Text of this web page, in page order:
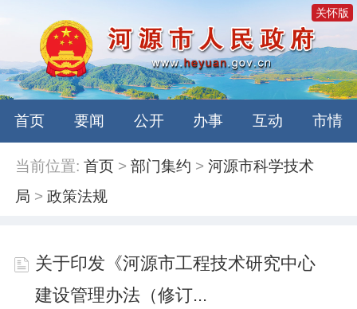
关怀版
首页 要闻 公开 办事 互动 市情
当前位置: 首页 >部门集约 >河源市科学技术
局 >政策法规
关于印发《河源市工程技术研究中心
建设管理办法（修订...